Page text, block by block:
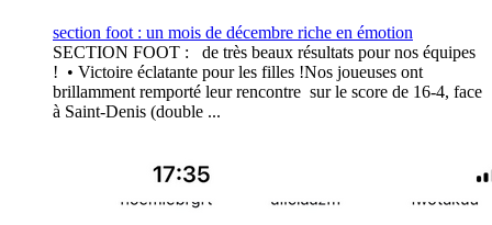
section foot : un mois de décembre riche en émotion
SECTION FOOT : de très beaux résultats pour nos équipes
! • Victoire éclatante pour les filles !Nos joueuses ont
brillamment remporté leur rencontre sur le score de 16-4, face
à Saint-Denis (double ...